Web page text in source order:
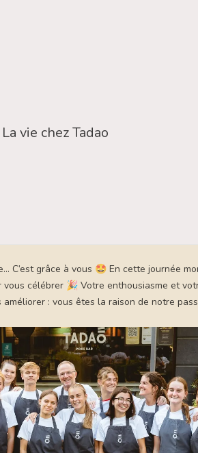
La vie chez Tadao
C’est grâce à vous 🤩 En cette journée
célébrer 🎉 Votre enthousiasme et
: vous êtes la raison de notre